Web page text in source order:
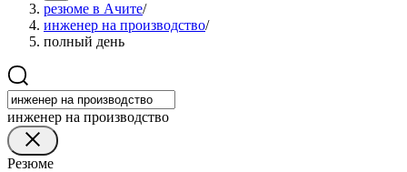
резюме в Ачите/
инженер на производство/
полный день
инженер на производство
Резюме